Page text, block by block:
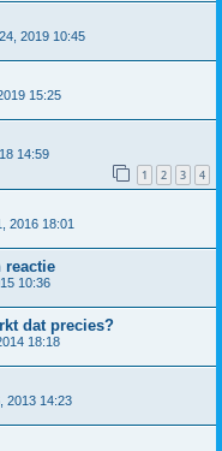
2019 10:45
15:25
14:59
1 2 3 4
2016 18:01
reactie
10:36
dat precies?
18:18
2013 14:23